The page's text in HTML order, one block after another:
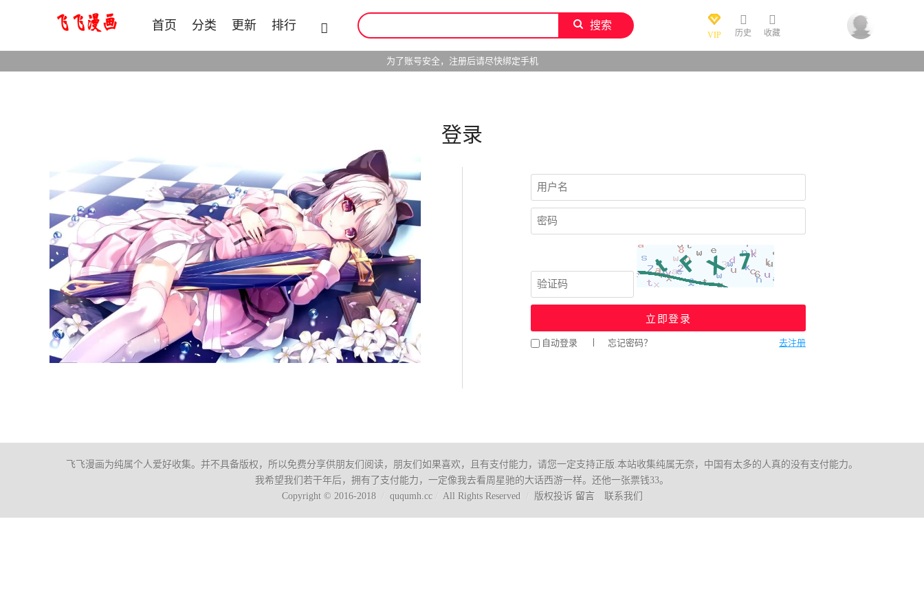
首页 分类 更新 排行 搜索
VIP 历史 收藏
为了账号安全，注册后请尽快绑定手机
登录
立即登录
自动登录 忘记密码？ 去注册
飞飞漫画为纯属个人爱好收集。并不具备版权，所以免费分享供朋友们阅读，朋友们如果喜欢，且有支付能力，请您一定支持正版.本站收集纯属无奈，中国有太多的人真的没有支付能力。
我希望我们若干年后，拥有了支付能力，一定像我去看周星驰的大话西游一样。还他一张票钱33。
Copyright © 2016-2018
ququmh.cc All Rights Reserved 版权投诉 留言 联系我们